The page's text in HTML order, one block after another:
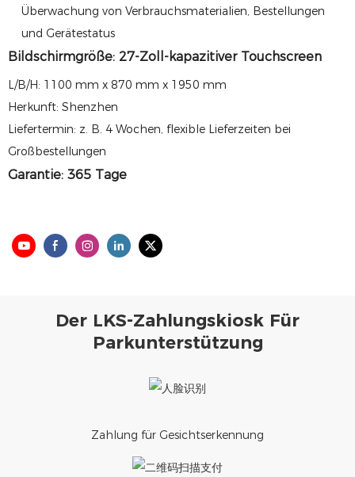
Überwachung von Verbrauchsmaterialien, Bestellungen
und Gerätestatus
Bildschirmgröße: 27-Zoll-kapazitiver Touchscreen
L/B/H: 1100 mm x 870 mm x 1950 mm
Herkunft: Shenzhen
Liefertermin: z. B. 4 Wochen, flexible Lieferzeiten bei
Großbestellungen
Garantie: 365 Tage
Der LKS-Zahlungskiosk Für
Parkunterstützung
Zahlung für Gesichtserkennung